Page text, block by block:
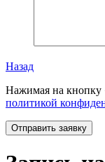
Назад
Нажимая на кнопку
политикой